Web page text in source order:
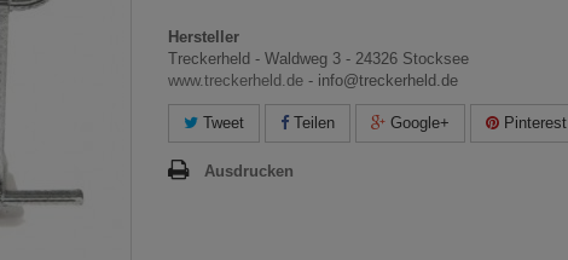
Hersteller
Treckerheld - Waldweg 3 - 24326 Stocksee
www.treckerheld.de - info@treckerheld.de
Tweet Teilen Google+ Pinterest
Ausdrucken